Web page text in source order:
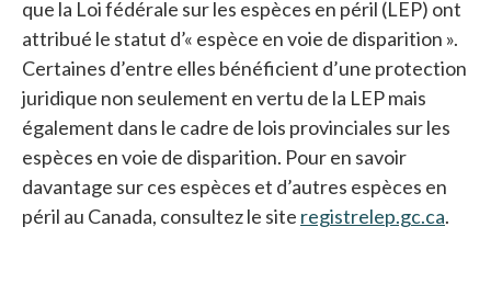
que la Loi fédérale sur les espèces en péril (LEP) ont
attribué le statut d’« espèce en voie de disparition ».
Certaines d’entre elles bénéficient d’une protection
juridique non seulement en vertu de la LEP mais
également dans le cadre de lois provinciales sur les
espèces en voie de disparition. Pour en savoir
davantage sur ces espèces et d’autres espèces en
péril au Canada, consultez le site registrelep.gc.ca.